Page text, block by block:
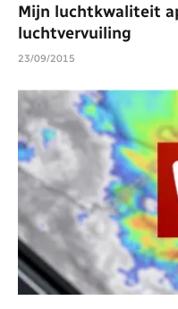
Mijn luchtkwaliteit
luchtvervuiling
23/09/2015